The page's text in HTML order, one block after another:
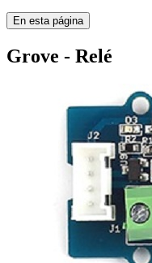
En esta página
Grove - Relé